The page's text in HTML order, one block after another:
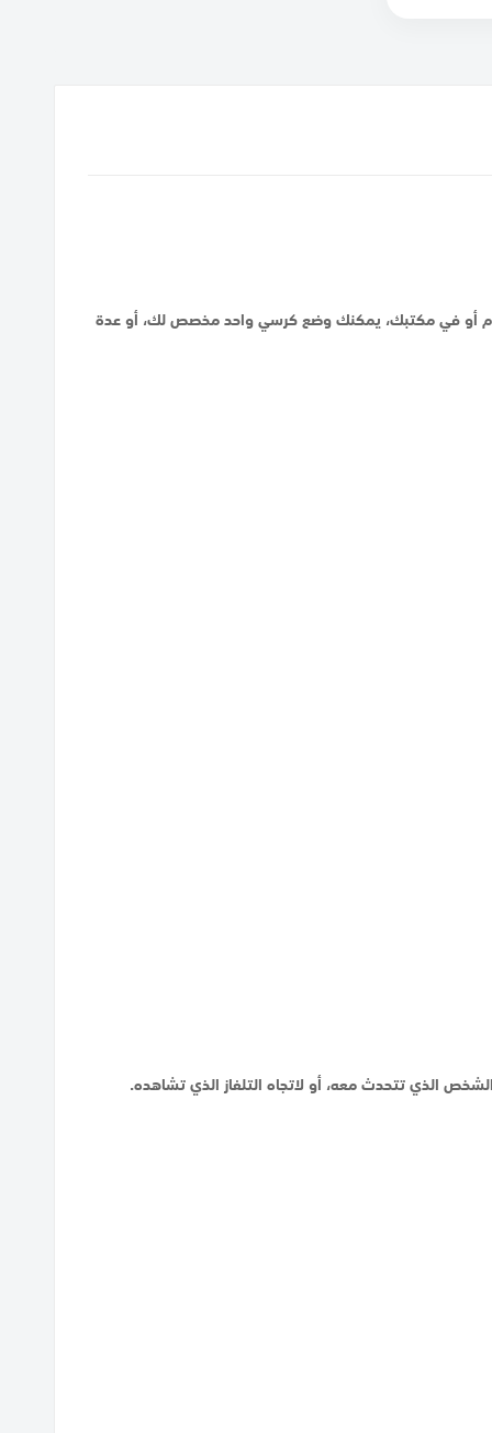
النوم أو في مكتبك، يمكنك وضع كرسي واحد مخصص لك، أو عدة